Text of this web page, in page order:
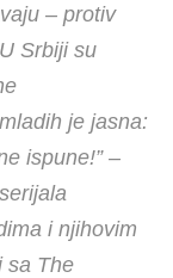
– protiv
Srbiji su
je jasna:
ispune!” –
i njihovim
sa The